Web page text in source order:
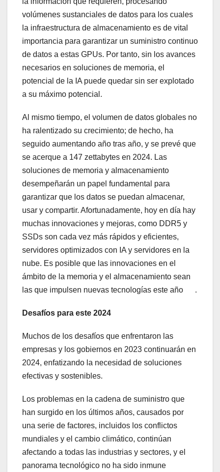
volúmenes sustanciales de datos para los cuales
la infraestructura de almacenamiento es de vital
importancia para garantizar un suministro continuo
de datos a estas GPUs. Por tanto, sin los avances
necesarios en soluciones de memoria, el
potencial de la IA puede quedar sin ser explotado
a su máximo potencial.
Al mismo tiempo, el volumen de datos globales no
ha ralentizado su crecimiento; de hecho, ha
seguido aumentando año tras año, y se prevé que
se acerque a 147 zettabytes en 2024. Las
soluciones de memoria y almacenamiento
desempeñarán un papel fundamental para
garantizar que los datos se puedan almacenar,
usar y compartir. Afortunadamente, hoy en día hay
muchas innovaciones y mejoras, como DDR5 y
SSDs son cada vez más rápidos y eficientes,
servidores optimizados con IA y servidores en la
nube. Es posible que las innovaciones en el
ámbito de la memoria y el almacenamiento sean
las que impulsen nuevas tecnologías este año .
Desafíos para este 2024
Muchos de los desafíos que enfrentaron las
empresas y los gobiernos en 2023 continuarán en
2024, enfatizando la necesidad de soluciones
efectivas y sostenibles.
Los problemas en la cadena de suministro que
han surgido en los últimos años, causados por
una serie de factores, incluidos los conflictos
mundiales y el cambio climático, continúan
afectando a todas las industrias y sectores, y el
panorama tecnológico no ha sido inmune